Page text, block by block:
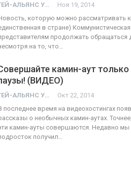
ГЕЙ-АЛЬЯНС УКРАИНА Ноя 19, 2014
которую можно рассматривать
в стране)
продолжать обращаться
на то, что…
камин-аут
(ВИДЕО)
ГЕЙ-АЛЬЯНС УКРАИНА Окт 22, 2014
последнее время на видеохостингах
о необычных камин-аутах.
камин-ауты совершаются. Недавно
получил…